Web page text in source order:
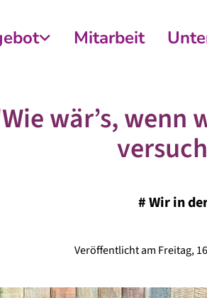
Mitarbeit
wär’s, wenn
#Wir in
Veröffentlicht am Freitag,